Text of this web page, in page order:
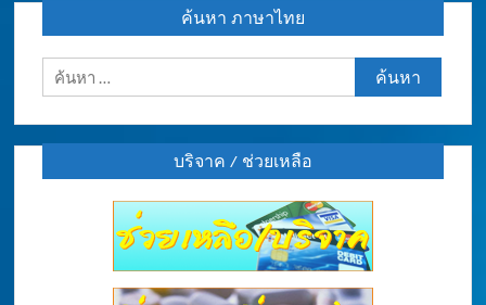
ค้นหา ภาษาไทย
ค้นหา
สำหรับ:
บริจาค / ช่วยเหลือ